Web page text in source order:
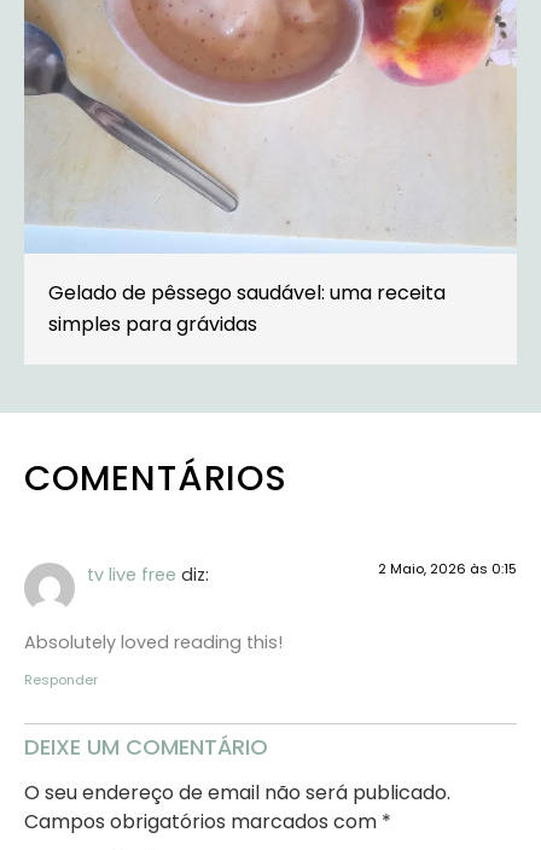
Gelado de pêssego saudável: uma receita
simples para grávidas
COMENTÁRIOS
tv live free diz: 2 Maio, 2026 às 0:15
Absolutely loved reading this!
Responder
DEIXE UM COMENTÁRIO
O seu endereço de email não será publicado.
Campos obrigatórios marcados com *